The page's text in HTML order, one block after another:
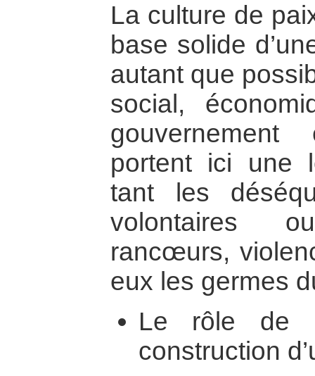
La culture de
base solide
autant que
social,
portent ici une
tant les
volontaires
rancœurs,
eux les germes
Le rôle de
construction